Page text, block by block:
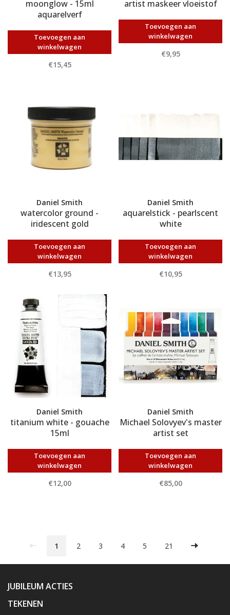
moonglow - 15ml
aquarelverf
Toevoegen aan
winkelwagen
€15,45
artist maskeer vloeistof
Toevoegen aan
winkelwagen
€9,95
Daniel Smith
watercolor ground -
iridescent gold
Toevoegen aan
winkelwagen
€13,95
Daniel Smith
aquarelstick - pearlscent
white
Toevoegen aan
winkelwagen
€10,95
Daniel Smith
titanium white - gouache
15ml
Toevoegen aan
winkelwagen
€12,00
Daniel Smith
Michael Solovyev's master
artist set
Toevoegen aan
winkelwagen
€85,00
1 2 3 4 5 21
JUBILEUM ACTIES
TEKENEN